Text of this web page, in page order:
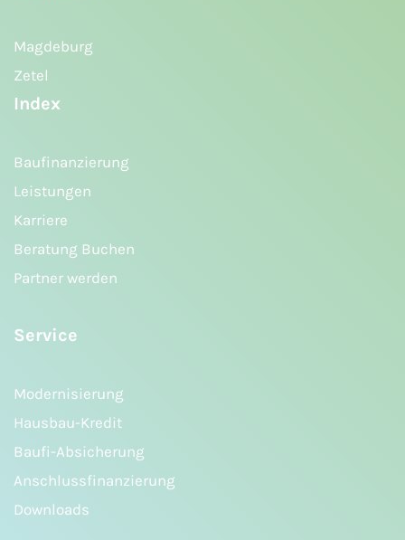
Magdeburg
Zetel
Index
Baufinanzierung
Leistungen
Karriere
Beratung Buchen
Partner werden
Service
Modernisierung
Hausbau-Kredit
Baufi-Absicherung
Anschlussfinanzierung
Downloads